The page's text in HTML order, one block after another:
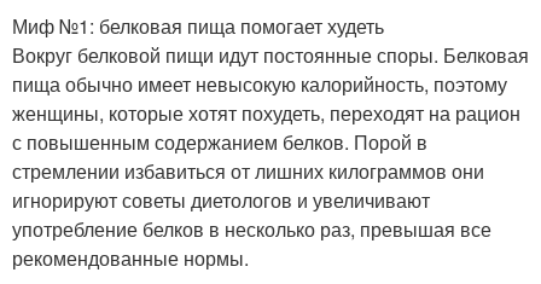
Миф №1: белковая пища помогает худеть
Вокруг белковой пищи идут постоянные споры. Белковая
пища обычно имеет невысокую калорийность, поэтому
женщины, которые хотят похудеть, переходят на рацион
с повышенным содержанием белков. Порой в
стремлении избавиться от лишних килограммов они
игнорируют советы диетологов и увеличивают
употребление белков в несколько раз, превышая все
рекомендованные нормы.